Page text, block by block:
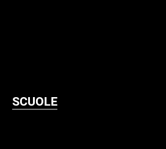
SCUOLE